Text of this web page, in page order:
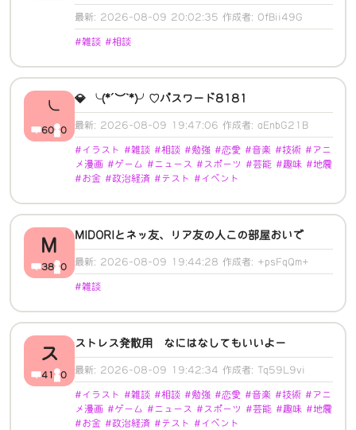
最新: 2026-08-09 20:02:35 作成者: 0fBii49G
#雑談 #相談
╰
60 0
💎 ╰(*´︶`*)╯♡パスワード8181
最新: 2026-08-09 19:47:06 作成者: aEnbG21B
#イラスト #雑談 #相談 #勉強 #恋愛 #音楽 #技術 #アニ
メ漫画 #ゲーム #ニュース #スポーツ #芸能 #趣味 #地震
#お金 #政治経済 #テスト #イベント
M
38 0
MIDORIとネッ友、リア友の人この部屋おいで
最新: 2026-08-09 19:44:28 作成者: +psFqQm+
#雑談
ス
41 0
ストレス発散用 なにはなしてもいいよー
最新: 2026-08-09 19:42:34 作成者: Tq59L9vi
#イラスト #雑談 #相談 #勉強 #恋愛 #音楽 #技術 #アニ
メ漫画 #ゲーム #ニュース #スポーツ #芸能 #趣味 #地震
#お金 #政治経済 #テスト #イベント